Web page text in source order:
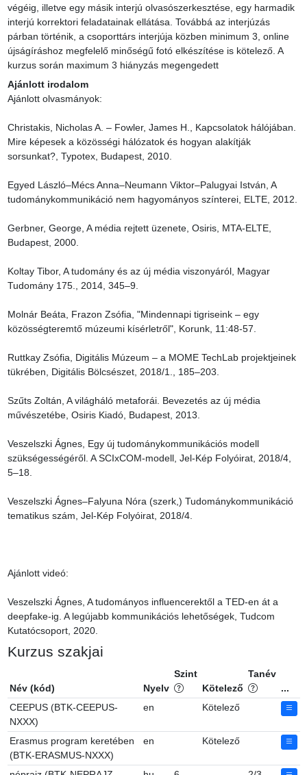
végéig, illetve egy másik interjú olvasószerkesztése, egy harmadik
interjú korrektori feladatainak ellátása. Továbbá az interjúzás
párban történik, a csoporttárs interjúja közben minimum 3, online
újságíráshoz megfelelő minőségű fotó elkészítése is kötelező. A
kurzus során maximum 3 hiányzás megengedett
Ajánlott irodalom
Ajánlott olvasmányok:
Christakis, Nicholas A. – Fowler, James H., Kapcsolatok hálójában.
Mire képesek a közösségi hálózatok és hogyan alakítják
sorsunkat?, Typotex, Budapest, 2010.
Egyed László–Mécs Anna–Neumann Viktor–Palugyai István, A
tudománykommunikáció nem hagyományos színterei, ELTE, 2012.
Gerbner, George, A média rejtett üzenete, Osiris, MTA-ELTE,
Budapest, 2000.
Koltay Tibor, A tudomány és az új média viszonyáról, Magyar
Tudomány 175., 2014, 345–9.
Molnár Beáta, Frazon Zsófia, "Mindennapi tigriseink – egy
közösségteremtő múzeumi kísérletről", Korunk, 11:48-57.
Ruttkay Zsófia, Digitális Múzeum – a MOME TechLab projektjeinek
tükrében, Digitális Bölcsészet, 2018/1., 185–203.
Szűts Zoltán, A világháló metaforái. Bevezetés az új média
művészetébe, Osiris Kiadó, Budapest, 2013.
Veszelszki Ágnes, Egy új tudománykommunikációs modell
szükségességéről. A SCIxCOM-modell, Jel-Kép Folyóirat, 2018/4,
5–18.
Veszelszki Ágnes–Falyuna Nóra (szerk,) Tudománykommunikáció
tematikus szám, Jel-Kép Folyóirat, 2018/4.
Ajánlott videó:
Veszelszki Ágnes, A tudományos influencerektől a TED-en át a
deepfake-ig. A legújabb kommunikációs lehetőségek, Tudcom
Kutatócsoport, 2020.
Kurzus szakjai
Név (kód) Nyelv
Szint
Kötelező
Tanév
...
CEEPUS (BTK-CEEPUS-
NXXX)
en Kötelező
Erasmus program keretében
(BTK-ERASMUS-NXXX)
en Kötelező